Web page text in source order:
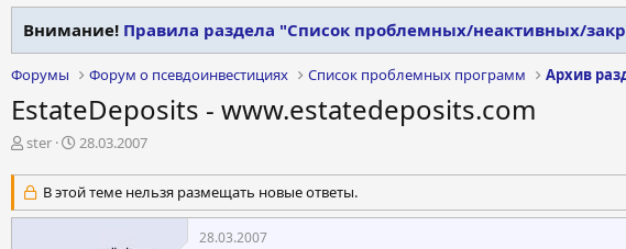
Внимание! Правила раздела "Список проблемных/неактивных/
Форумы Форум о псевдоинвестициях Список проблемных программ
EstateDeposits - www.estatedeposits.com
А
т
о
р
ster
Д
т
а
н
28.03.2007
В этой теме нельзя размещать новые ответы.
28.03.2007